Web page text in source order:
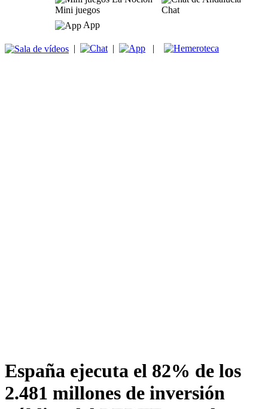
Mini juegos
Chat
App
| | |
España ejecuta el 82% de los
2.481 millones de inversión